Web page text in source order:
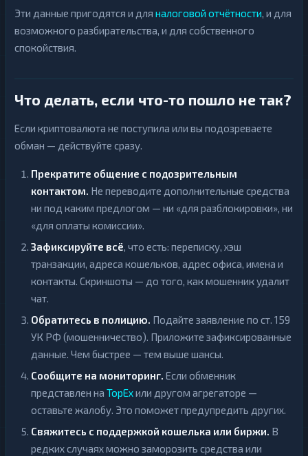
Эти данные пригодятся и для налоговой отчётности, и для
возможного разбирательства, и для собственного
спокойствия.
Что делать, если что-то пошло не так?
Если криптовалюта не поступила или вы подозреваете
обман — действуйте сразу.
Прекратите общение с подозрительным
контактом. Не переводите дополнительные средства
ни под каким предлогом — ни «для разблокировки», ни
«для оплаты комиссии».
Зафиксируйте всё, что есть: переписку, хэш
транзакции, адреса кошельков, адрес офиса, имена и
контакты. Скриншоты — до того, как мошенник удалит
чат.
Обратитесь в полицию. Подайте заявление по ст. 159
УК РФ (мошенничество). Приложите зафиксированные
данные. Чем быстрее — тем выше шансы.
Сообщите на мониторинг. Если обменник
представлен на TopExили другом агрегаторе —
оставьте жалобу. Это поможет предупредить других.
Свяжитесь с поддержкой кошелька или биржи. В
редких случаях можно заморозить средства или